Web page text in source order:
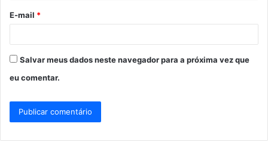
*
E-mail *
Salvar meus dados neste navegador para a próxima vez que
eu comentar.